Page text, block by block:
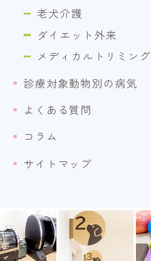
老犬介護
ダイエット外来
メディカルトリミング
診療対象動物別の病気
よくある質問
コラム
サイトマップ